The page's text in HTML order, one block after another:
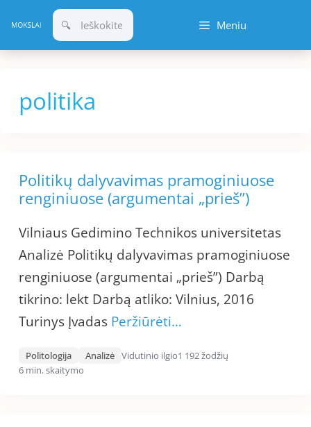
prie
turinio
Meniu
politika
Politikų dalyvavimas pramoginiuose
renginiuose (argumentai „prieš”)
Vilniaus Gedimino Technikos universitetas
Analizė Politikų dalyvavimas pramoginiuose
renginiuose (argumentai „prieš”) Darbą
tikrino: lekt Darbą atliko: Vilnius, 2016
Turinys Įvadas Peržiūrėti…
Politologija Analizė Vidutinio ilgio1 192 žodžių
6 min. skaitymo